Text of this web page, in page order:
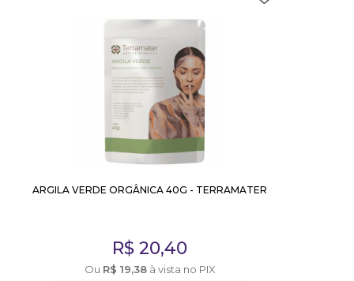
ARGILA VERDE ORGÂNICA 40G - TERRAMATER
R$ 20,40
Ou R$ 19,38à vista no PIX